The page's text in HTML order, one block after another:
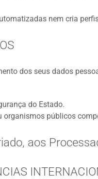
nem cria
dos seus dados
do Estado.
organismos públicos
aos